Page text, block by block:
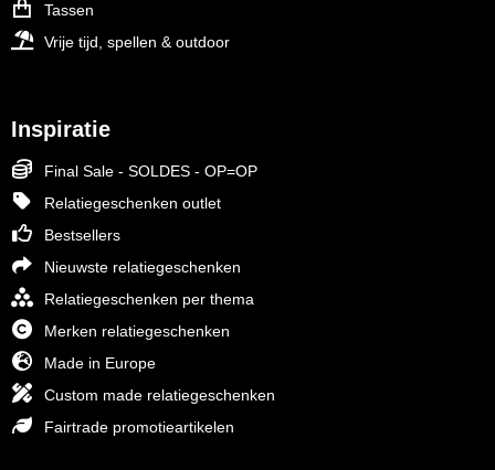
Tassen
Vrije tijd, spellen & outdoor
Inspiratie
Final Sale - SOLDES - OP=OP
Relatiegeschenken outlet
Bestsellers
Nieuwste relatiegeschenken
Relatiegeschenken per thema
Merken relatiegeschenken
Made in Europe
Custom made relatiegeschenken
Fairtrade promotieartikelen